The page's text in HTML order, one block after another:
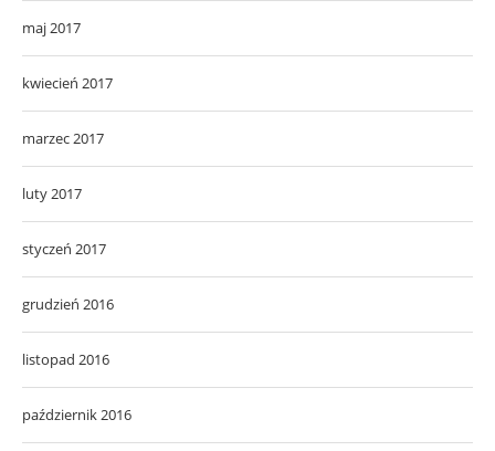
maj 2017
kwiecień 2017
marzec 2017
luty 2017
styczeń 2017
grudzień 2016
listopad 2016
październik 2016